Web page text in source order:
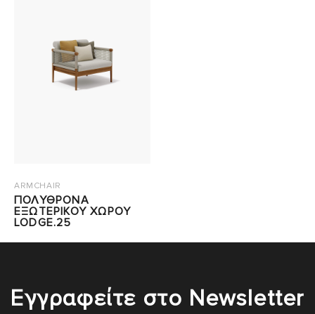
ARMCHAIR
ΠΟΛΥΘΡΟΝΑ
ΕΞΩΤΕΡΙΚΟΥ ΧΩΡΟΥ
LODGE.25
Εγγραφείτε στο Newsletter